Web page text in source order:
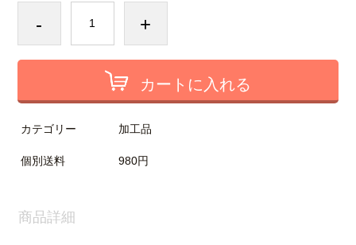
- +
カートに入れる
カテゴリー 加工品
個別送料 980円
商品詳細